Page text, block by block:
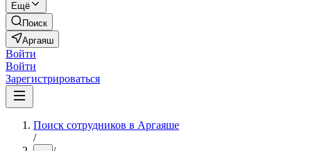
Ещё
Поиск
Аргаяш
Войти
Войти
Зарегистрироваться
Поиск сотрудников в Аргаяше
/